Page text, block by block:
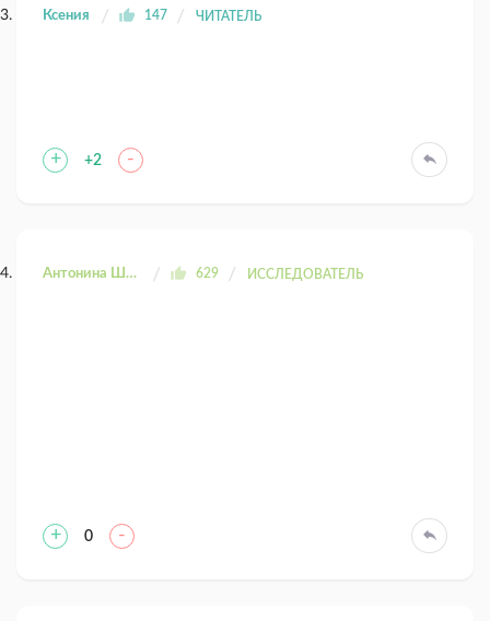
Ксения 147 ЧИТАТЕЛЬ
+ +2 -
Антонина Шахтаренко 629 ИССЛЕДОВАТЕЛЬ
+ 0 -